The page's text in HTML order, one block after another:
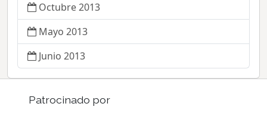
Octubre 2013
Mayo 2013
Junio 2013
Patrocinado por